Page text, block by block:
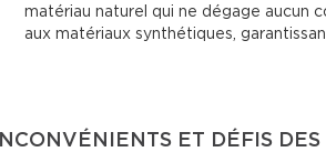
matériau naturel qui ne dégage aucun
aux matériaux synthétiques,
INCONVÉNIENTS ET DÉFIS